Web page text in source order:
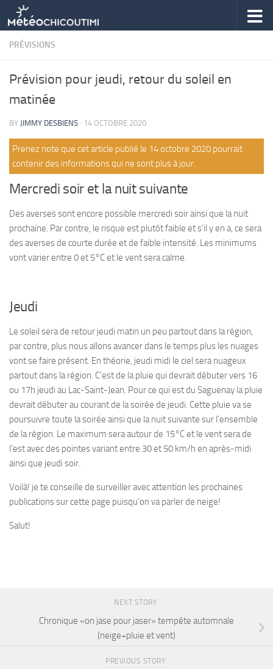
Skip to content
PRÉVISIONS
Prévision pour jeudi, retour du soleil en
matinée
BY JIMMY DESBIENS · 14 OCTOBRE 2020
Prenez note que cet article publié le 14 octobre 2020 pourrait
contenir des informations qui ne sont plus à jour.
Mercredi soir et la nuit suivante
Des averses sont encore possible mercredi soir ainsi que la nuit
prochaine. Par contre, le risque est plutôt faible et s’il y en a, ce sera
des averses de courte durée et de faible intensité. Les minimums
vont varier entre 0 et 5°C et le vent sera calme.
Jeudi
Le soleil sera de retour jeudi matin un peu partout dans la région,
par contre, plus nous allons avancer dans le temps plus les nuages
vont se faire présent. En théorie, jeudi midi le ciel sera nuageux
partout dans la région. C’est de la pluie qui devrait débuter vers 16
ou 17h jeudi au Lac-Saint-Jean. Pour ce qui est du Saguenay la pluie
devrait débuter au courant de la soirée de jeudi. Cette pluie va se
poursuivre toute la soirée ainsi que la nuit suivante sur l’ensemble
de la région. Le maximum sera autour de 15°C et le vent sera de
l’est avec des pointes variant entre 30 et 50 km/h en après-midi
ainsi que jeudi soir.
Voilà! je te conseille de surveiller avec attention les prochaines
publications sur cette page puisqu’on va parler de neige!
Salut!
NEXT STORY
Chronique «on jase pour jaser» tempête automnale
(neige+pluie et vent)
PREVIOUS STORY